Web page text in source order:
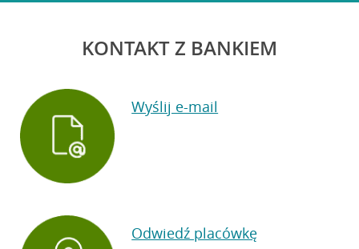
KONTAKT Z BANKIEM
Wyślij e-mail
Odwiedź placówkę